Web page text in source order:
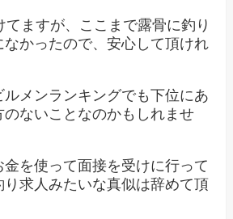
てますが、ここまで露骨に釣り
なかったので、安心して頂けれ
メンランキングでも下位にあ
のないことなのかもしれませ
を使って面接を受けに行って
り求人みたいな真似は辞めて頂